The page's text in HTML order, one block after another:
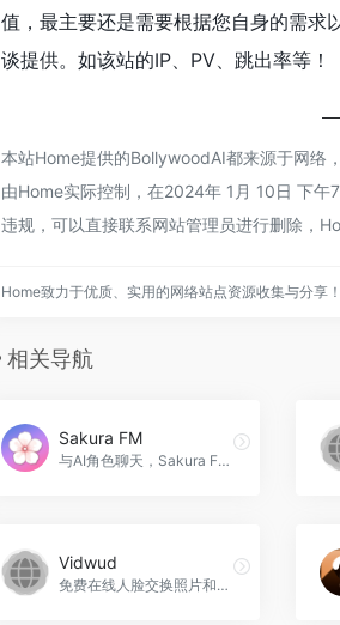
值，最主要还是需要根据您自身的需
谈提供。如该站的IP、PV、跳出率等！
本站Home提供的BollywoodAI都来源于网络
由Home实际控制，在2024年 1月 10日 下
违规，可以直接联系网站管理员进行删除，
Home致力于优质、实用的网络站点资源收集与分享！
相关导航
Sakura FM
与AI角色聊天，Sakura FM官网入口网址
Vidwud
免费在线人脸交换照片和视频的 AI 工具。Vidwud官网入口网址